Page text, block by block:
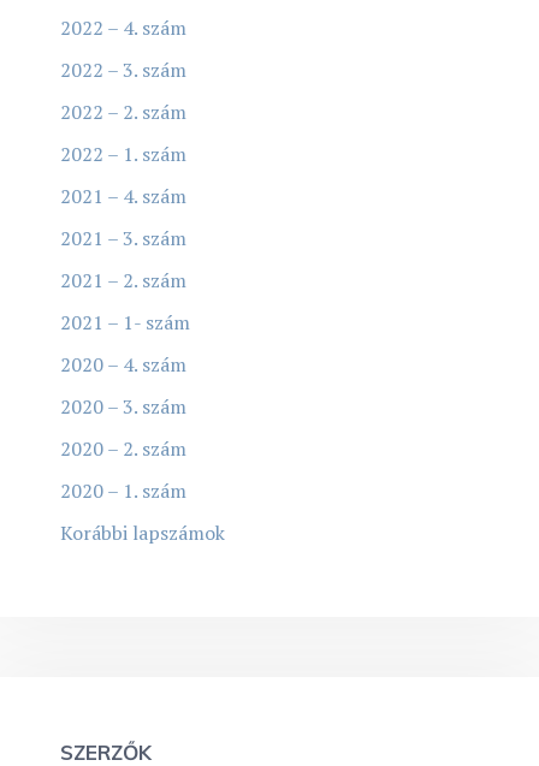
2022 – 4. szám
2022 – 3. szám
2022 – 2. szám
2022 – 1. szám
2021 – 4. szám
2021 – 3. szám
2021 – 2. szám
2021 – 1- szám
2020 – 4. szám
2020 – 3. szám
2020 – 2. szám
2020 – 1. szám
Korábbi lapszámok
SZERZŐK